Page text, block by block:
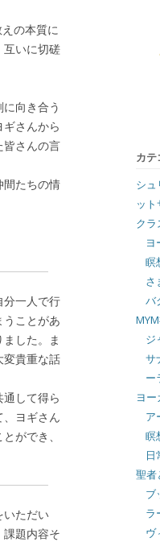
の本質に
互いに切磋
向き合う
さんから
皆さんの言
間たちの情
分一人で行
ことがあ
した。ま
変貴重な話
して得ら
ヨギさん
ができ、
いただい
題内容そ
カテ
シ
ッ
クラ
ヨ
瞑
さ
バ
ジ
サ
ー
ヨ
ア
瞑
日
聖者
ブ
ラ
ヴ